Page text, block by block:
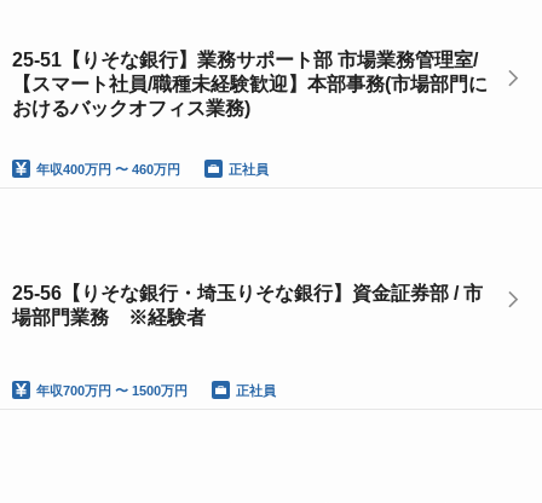
25-51【りそな銀行】業務サポート部 市場業務管理室/
【スマート社員/職種未経験歓迎】本部事務(市場部門に
おけるバックオフィス業務)
年収400万円 〜 460万円 正社員
25-56【りそな銀行・埼玉りそな銀行】資金証券部 / 市
場部門業務 ※経験者
年収700万円 〜 1500万円 正社員